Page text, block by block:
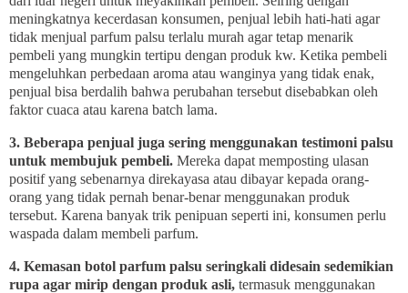
meningkatnya kecerdasan konsumen, penjual lebih hati-hati agar
tidak menjual parfum palsu terlalu murah agar tetap menarik
pembeli yang mungkin tertipu dengan produk kw. Ketika pembeli
mengeluhkan perbedaan aroma atau wanginya yang tidak enak,
penjual bisa berdalih bahwa perubahan tersebut disebabkan oleh
faktor cuaca atau karena batch lama.
3. Beberapa penjual juga sering menggunakan testimoni palsu
untuk membujuk pembeli. Mereka dapat memposting ulasan
positif yang sebenarnya direkayasa atau dibayar kepada orang-
orang yang tidak pernah benar-benar menggunakan produk
tersebut. Karena banyak trik penipuan seperti ini, konsumen perlu
waspada dalam membeli parfum.
4. Kemasan botol parfum palsu seringkali didesain sedemikian
rupa agar mirip dengan produk asli, termasuk menggunakan